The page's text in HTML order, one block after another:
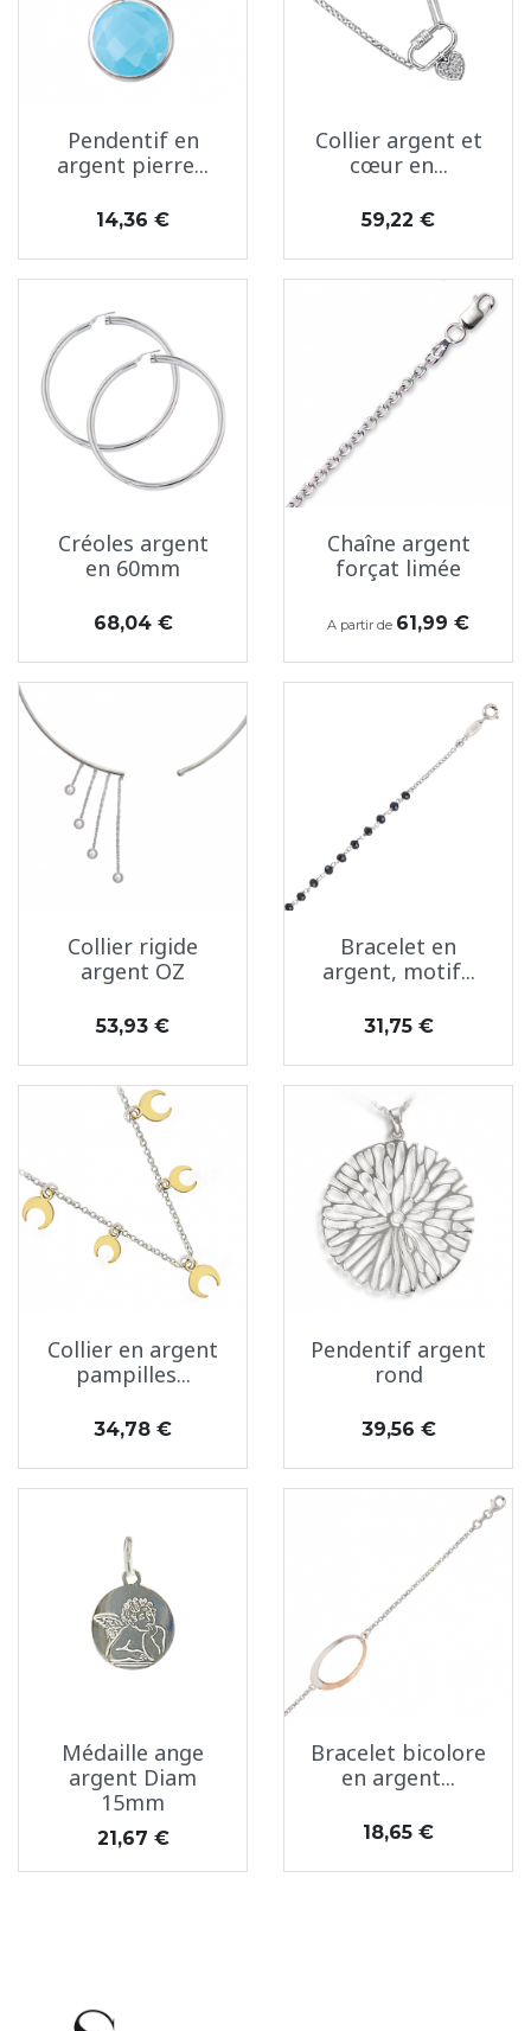
Pendentif en
argent pierre...
Prix
14,36 €
Collier argent et
cœur en...
Prix
59,22 €
Créoles argent
en 60mm
Prix
68,04 €
Chaîne argent
forçat limée
A partir de Prix
61,99 €
Collier rigide
argent OZ
Prix
53,93 €
Bracelet en
argent, motif...
Prix
31,75 €
Collier en argent
pampilles...
Prix
34,78 €
Pendentif argent
rond
Prix
39,56 €
Médaille ange
argent Diam
15mm
Prix
21,67 €
Bracelet bicolore
en argent...
Prix
18,65 €